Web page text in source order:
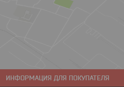
ИНФОРМАЦИЯ ДЛЯ ПОКУПАТЕЛЯ